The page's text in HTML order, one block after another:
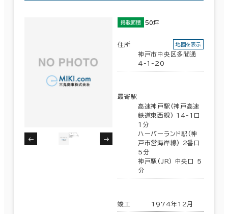
掲載面積 50坪
住所
神戸市中央区多聞通
4-1-20
地図を表示
最寄駅
高速神戸駅(神戸高速
鉄道東西線) 14-1口
1分
ハーバーランド駅(神
戸市営海岸線) 2番口
5分
神戸駅(JR) 中央口 5
分
竣工 1974年12月